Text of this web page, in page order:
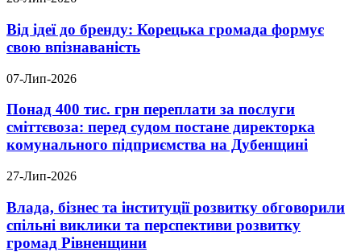
Від ідеї до бренду: Корецька громада формує
свою впізнаваність
07-Лип-2026
Понад 400 тис. грн переплати за послуги
сміттєвоза: перед судом постане директорка
комунального підприємства на Дубенщині
27-Лип-2026
Влада, бізнес та інституції розвитку обговорили
спільні виклики та перспективи розвитку
громад Рівненщини